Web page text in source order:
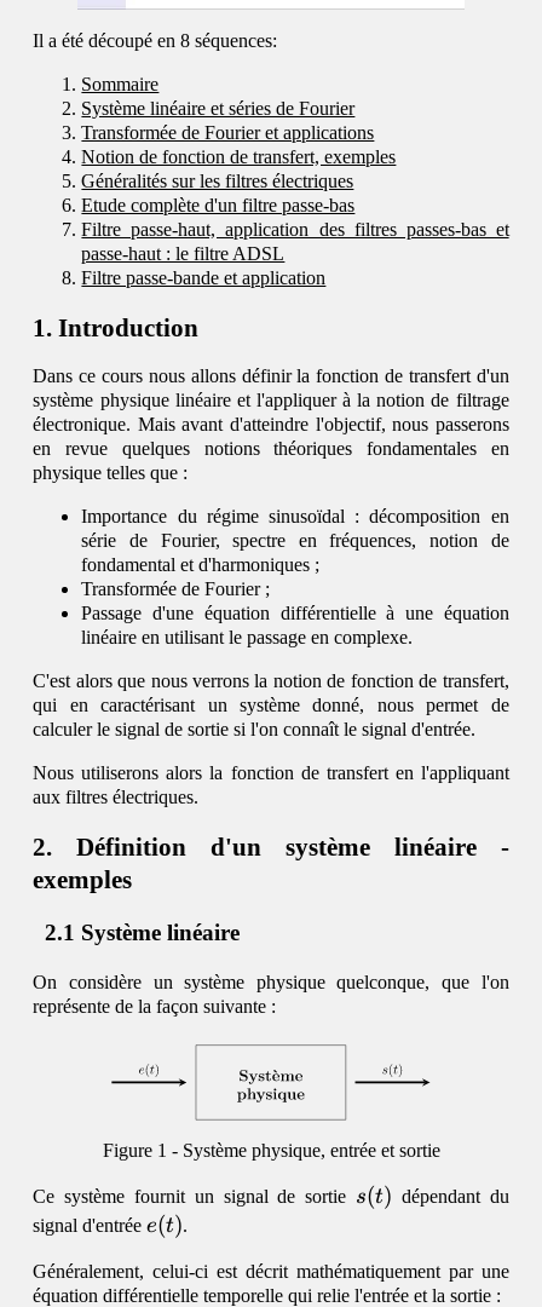
Il a été découpé en 8 séquences:
Sommaire
Système linéaire et séries de Fourier
Transformée de Fourier et applications
Notion de fonction de transfert, exemples
Généralités sur les filtres électriques
Etude complète d'un filtre passe-bas
Filtre passe-haut, application des filtres passes-bas et
passe-haut : le filtre ADSL
Filtre passe-bande et application
Introduction
Dans ce cours nous allons définir la fonction de transfert d'un
système physique linéaire et l'appliquer à la notion de filtrage
électronique. Mais avant d'atteindre l'objectif, nous passerons
en revue quelques notions théoriques fondamentales en
physique telles que :
Importance du régime sinusoïdal : décomposition en
série de Fourier, spectre en fréquences, notion de
fondamental et d'harmoniques ;
Transformée de Fourier ;
Passage d'une équation différentielle à une équation
linéaire en utilisant le passage en complexe.
C'est alors que nous verrons la notion de fonction de transfert,
qui en caractérisant un système donné, nous permet de
calculer le signal de sortie si l'on connaît le signal d'entrée.
Nous utiliserons alors la fonction de transfert en l'appliquant
aux filtres électriques.
Définition d'un système linéaire -
exemples
Système linéaire
On considère un système physique quelconque, que l'on
représente de la façon suivante :
Système physique, entrée et sortie
Ce système fournit un signal de sortie s(t)
s(t) dépendant du
signal d'entréee(t)
e(t).
Généralement, celui-ci est décrit mathématiquement par une
équation différentielle temporelle qui relie l'entrée et la sortie :